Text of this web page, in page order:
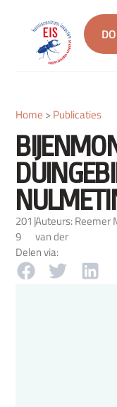
Home >Publicaties
201
9
|Auteurs: Reemer
van der
Delen via: